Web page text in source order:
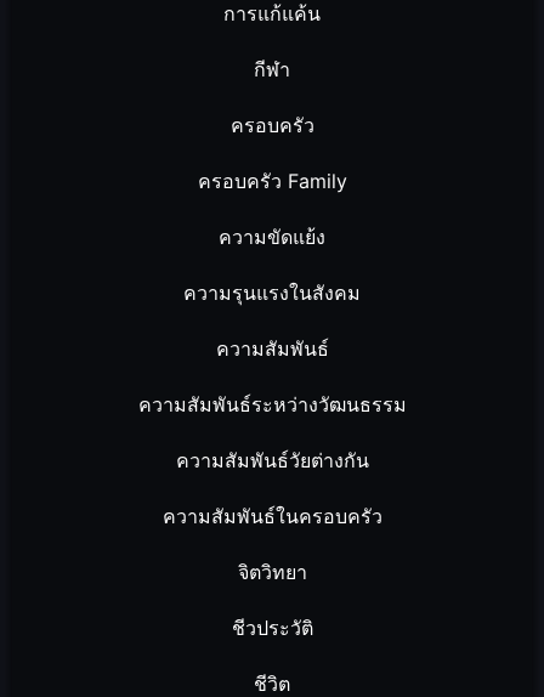
การแก้แค้น
กีฬา
ครอบครัว
ครอบครัว Family
ความขัดแย้ง
ความรุนแรงในสังคม
ความสัมพันธ์
ความสัมพันธ์ระหว่างวัฒนธรรม
ความสัมพันธ์วัยต่างกัน
ความสัมพันธ์ในครอบครัว
จิตวิทยา
ชีวประวัติ
ชีวิต